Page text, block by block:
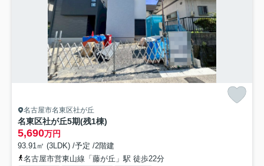
名古屋市名東区社が丘
名東区社が丘5期(残1棟)
5,690万円
93.91㎡ (3LDK) /予定 /2階建
名古屋市営東山線「藤が丘」駅 徒歩22分